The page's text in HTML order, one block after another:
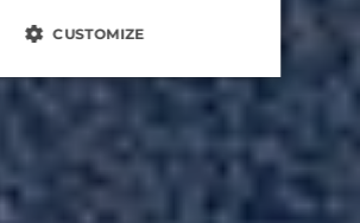
CUSTOMIZE